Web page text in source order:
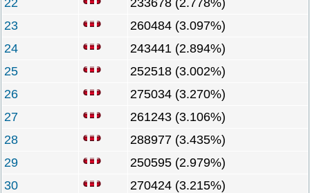
22
233678 (2.778%)
23
260484 (3.097%)
24
243441 (2.894%)
25
252518 (3.002%)
26
275034 (3.270%)
27
261243 (3.106%)
28
288977 (3.435%)
29
250595 (2.979%)
30
270424 (3.215%)